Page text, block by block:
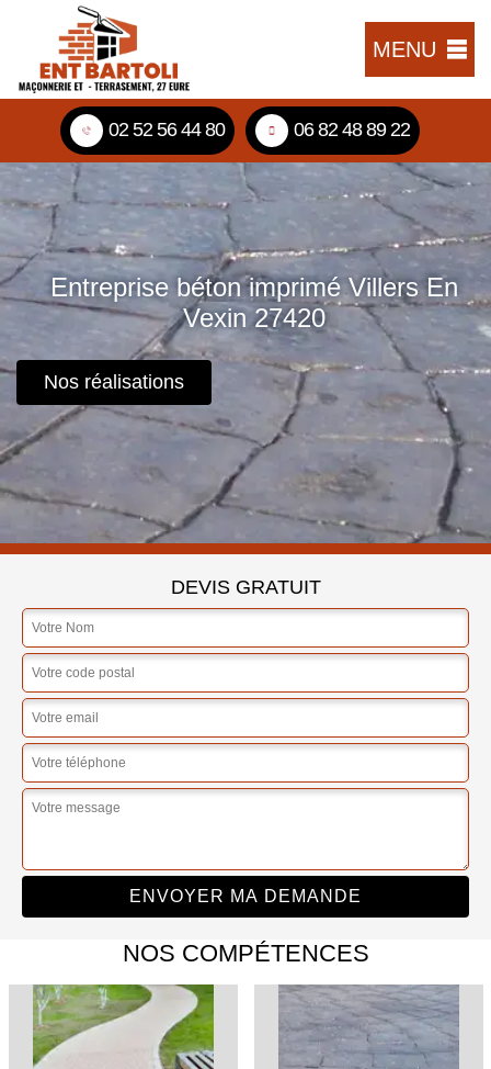
MENU
02 52 56 44 80 06 82 48 89 22
Entreprise béton imprimé Villers En
Vexin 27420
Nos réalisations
DEVIS GRATUIT
NOS COMPÉTENCES